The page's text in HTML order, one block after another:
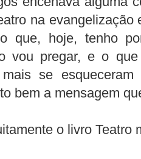
na evangelização
que, hoje, tenho
vou pregar, e o
se
bem a mensagem
o livro Teatro